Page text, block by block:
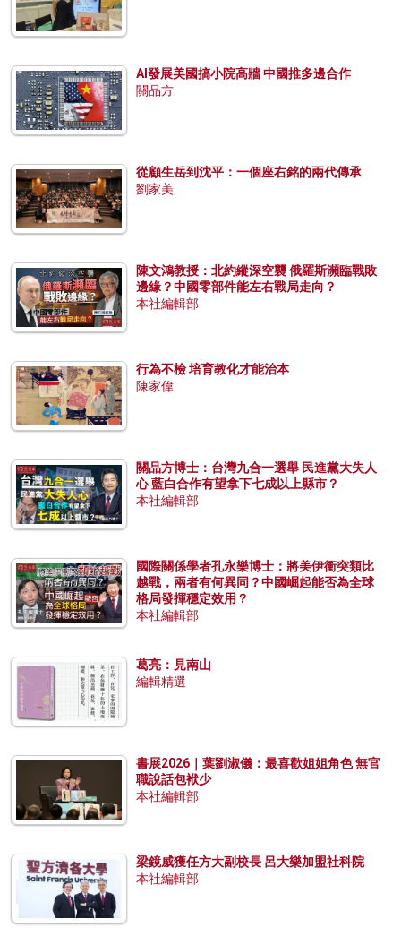
AI發展美國搞小院高牆 中國推多邊合作
關品方
從顧生岳到沈平：一個座右銘的兩代傳承
劉家美
陳文鴻教授：北約縱深空襲 俄羅斯瀕臨戰敗
邊緣？中國零部件能左右戰局走向？
本社編輯部
行為不檢 培育教化才能治本
陳家偉
關品方博士：台灣九合一選舉 民進黨大失人
心 藍白合作有望拿下七成以上縣市？
本社編輯部
國際關係學者孔永樂博士：將美伊衝突類比
越戰，兩者有何異同？中國崛起能否為全球
格局發揮穩定效用？
本社編輯部
葛亮：見南山
編輯精選
書展2026｜葉劉淑儀：最喜歡姐姐角色 無官
職說話包袱少
本社編輯部
梁鏡威獲任方大副校長 呂大樂加盟社科院
本社編輯部